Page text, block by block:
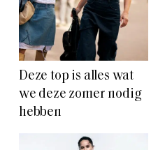
Deze top is alles wat
we deze zomer nodig
hebben